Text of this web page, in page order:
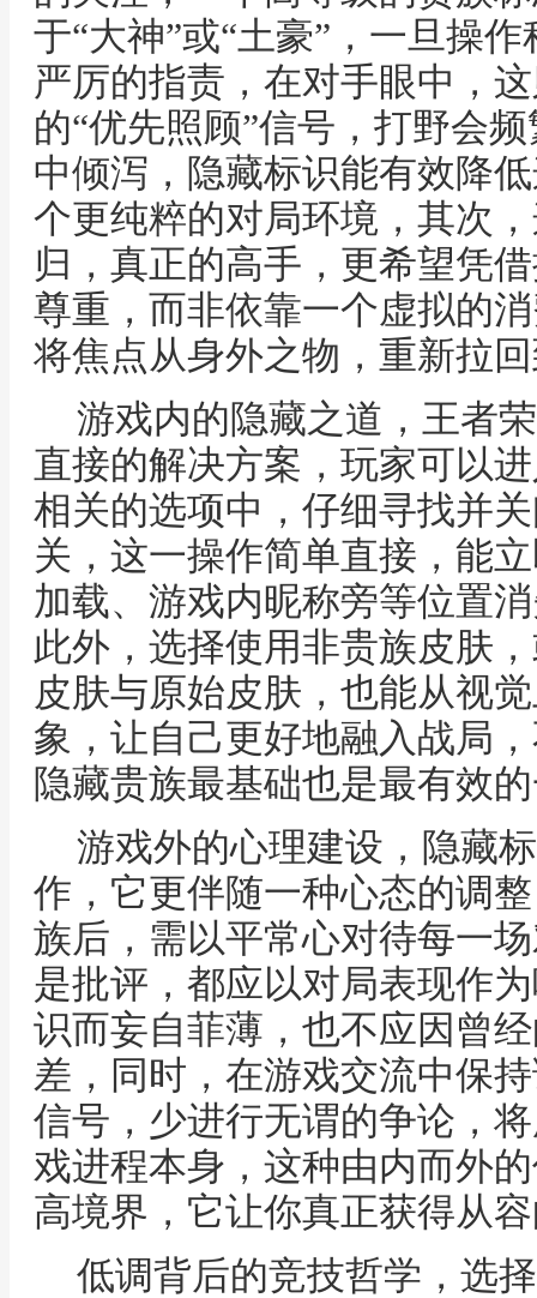
于“大神”或“土豪”，一旦操
严厉的指责，在对手眼中，
的“优先照顾”信号，打野会
中倾泻，隐藏标识能有效降
个更纯粹的对局环境，其次
归，真正的高手，更希望凭
尊重，而非依靠一个虚拟的
将焦点从身外之物，重新拉
游戏内的隐藏之道，王者
直接的解决方案，玩家可以
相关的选项中，仔细寻找并
关，这一操作简单直接，能
加载、游戏内昵称旁等位置
此外，选择使用非贵族皮肤
皮肤与原始皮肤，也能从视
象，让自己更好地融入战局
隐藏贵族最基础也是最有效
游戏外的心理建设，隐藏
作，它更伴随一种心态的调
族后，需以平常心对待每一
是批评，都应以对局表现作
识而妄自菲薄，也不应因曾
差，同时，在游戏交流中保
信号，少进行无谓的争论，
戏进程本身，这种由内而外
高境界，它让你真正获得从
低调背后的竞技哲学，选